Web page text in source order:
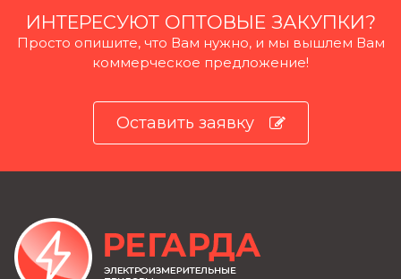
ИНТЕРЕСУЮТ ОПТОВЫЕ ЗАКУПКИ?
Просто опишите, что Вам нужно, и мы вышлем Вам
коммерческое предложение!
Оставить заявку